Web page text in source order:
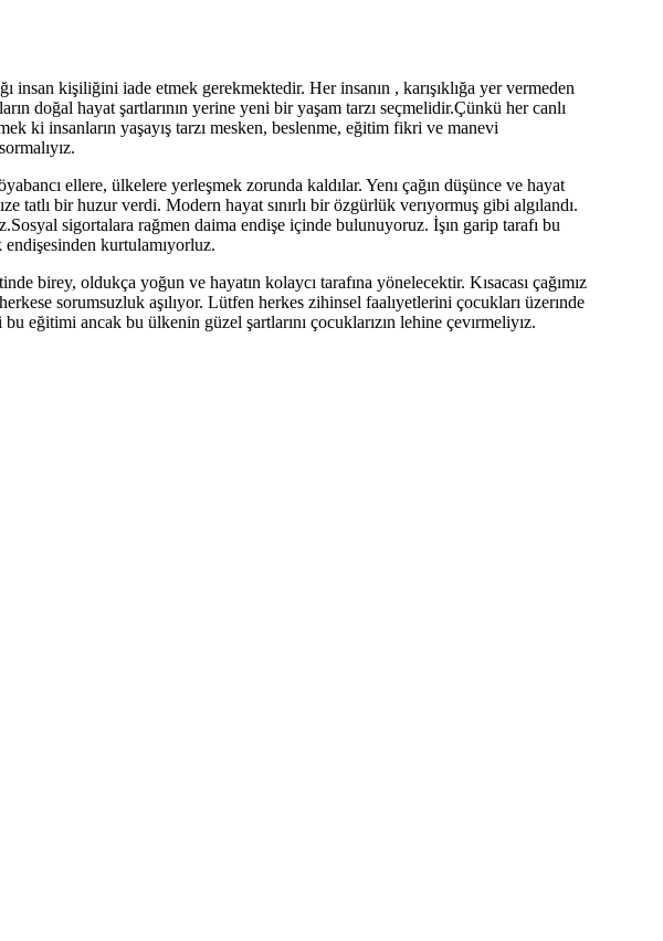
kişiliğini iade etmek gerekmektedir. Her insanın , karışıklığa yer vermeden
doğal hayat şartlarının yerine yeni bir yaşam tarzı seçmelidir.Çünkü her canlı
ki insanların yaşayış tarzı mesken, beslenme, eğitim fikri ve manevi
ellere, ülkelere yerleşmek zorunda kaldılar. Yenı çağın düşünce ve hayat
tatlı bir huzur verdi. Modern hayat sınırlı bir özgürlük verıyormuş gibi algılandı.
sigortalara rağmen daima endişe içinde bulunuyoruz. İşın garip tarafı bu
kurtulamıyorluz.
birey, oldukça yoğun ve hayatın kolaycı tarafına yönelecektir. Kısacası çağımız
sorumsuzluk aşılıyor. Lütfen herkes zihinsel faalıyetlerini çocukları üzerınde
eğitimi ancak bu ülkenin güzel şartlarını çocuklarızın lehine çevırmeliyız.